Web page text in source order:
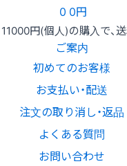
0 0円
11000円(個人)の購入で、
ご案内
初めてのお客様
お支払い・配送
注文の取り消し・返品
よくある質問
お問い合わせ